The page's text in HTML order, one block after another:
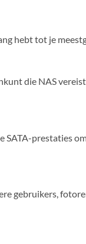
hebt tot je
die NAS
SATA-prestaties
gebruikers,